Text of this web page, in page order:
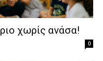
χωρίς ανάσα!
0